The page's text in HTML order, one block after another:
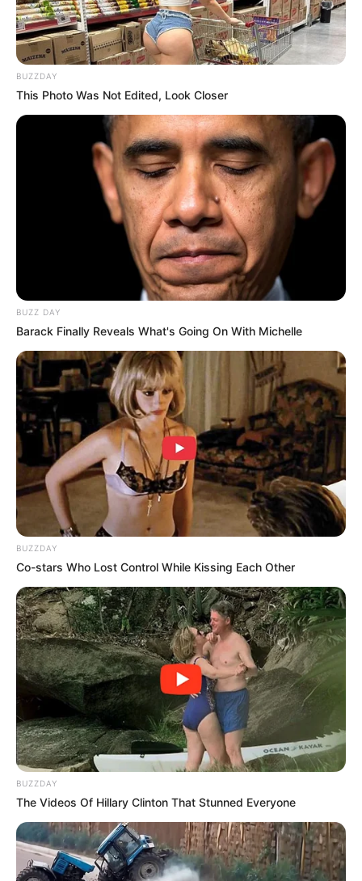
BUZZDAY
This Photo Was Not Edited, Look Closer
BUZZ DAY
Barack Finally Reveals What's Going On With Michelle
BUZZDAY
Co-stars Who Lost Control While Kissing Each Other
BUZZDAY
The Videos Of Hillary Clinton That Stunned Everyone